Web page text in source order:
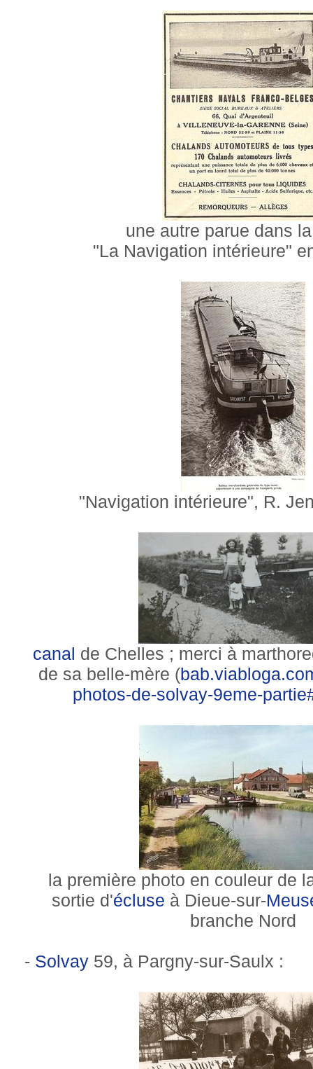
une autre parue dans
"La Navigation intérieure"
"Navigation intérieure", R.
canal de Chelles ; merci à
de sa belle-mère (
photos-de-solvay-9eme-
la première photo en couleur de
sortie d'écluse à Dieue-sur-
branche Nord
- Solvay 59, à Pargny-sur-Saulx :